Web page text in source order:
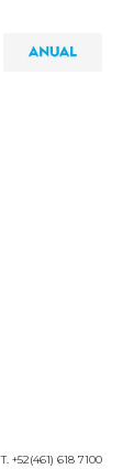
T. +52(461) 618 7100